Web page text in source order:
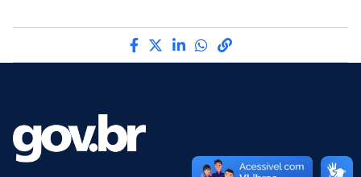
Compartilhe por Facebook
Compartilhe por Twitter
Compartilhe por
Compartilhe por
link para Copiar